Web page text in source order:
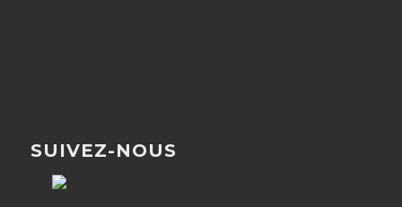
SUIVEZ-NOUS